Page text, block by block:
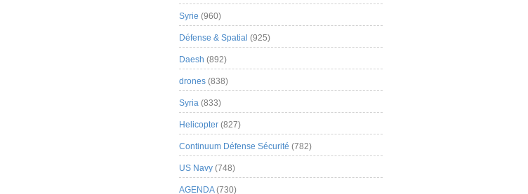
Syrie (960)
Défense & Spatial (925)
Daesh (892)
drones (838)
Syria (833)
Helicopter (827)
Continuum Défense Sécurité (782)
US Navy (748)
AGENDA(730)